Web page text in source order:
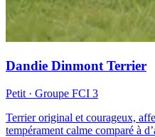
Dandie Dinmont Terrier
Petit · Groupe FCI 3
Terrier original et courageux,
tempérament calme comparé à